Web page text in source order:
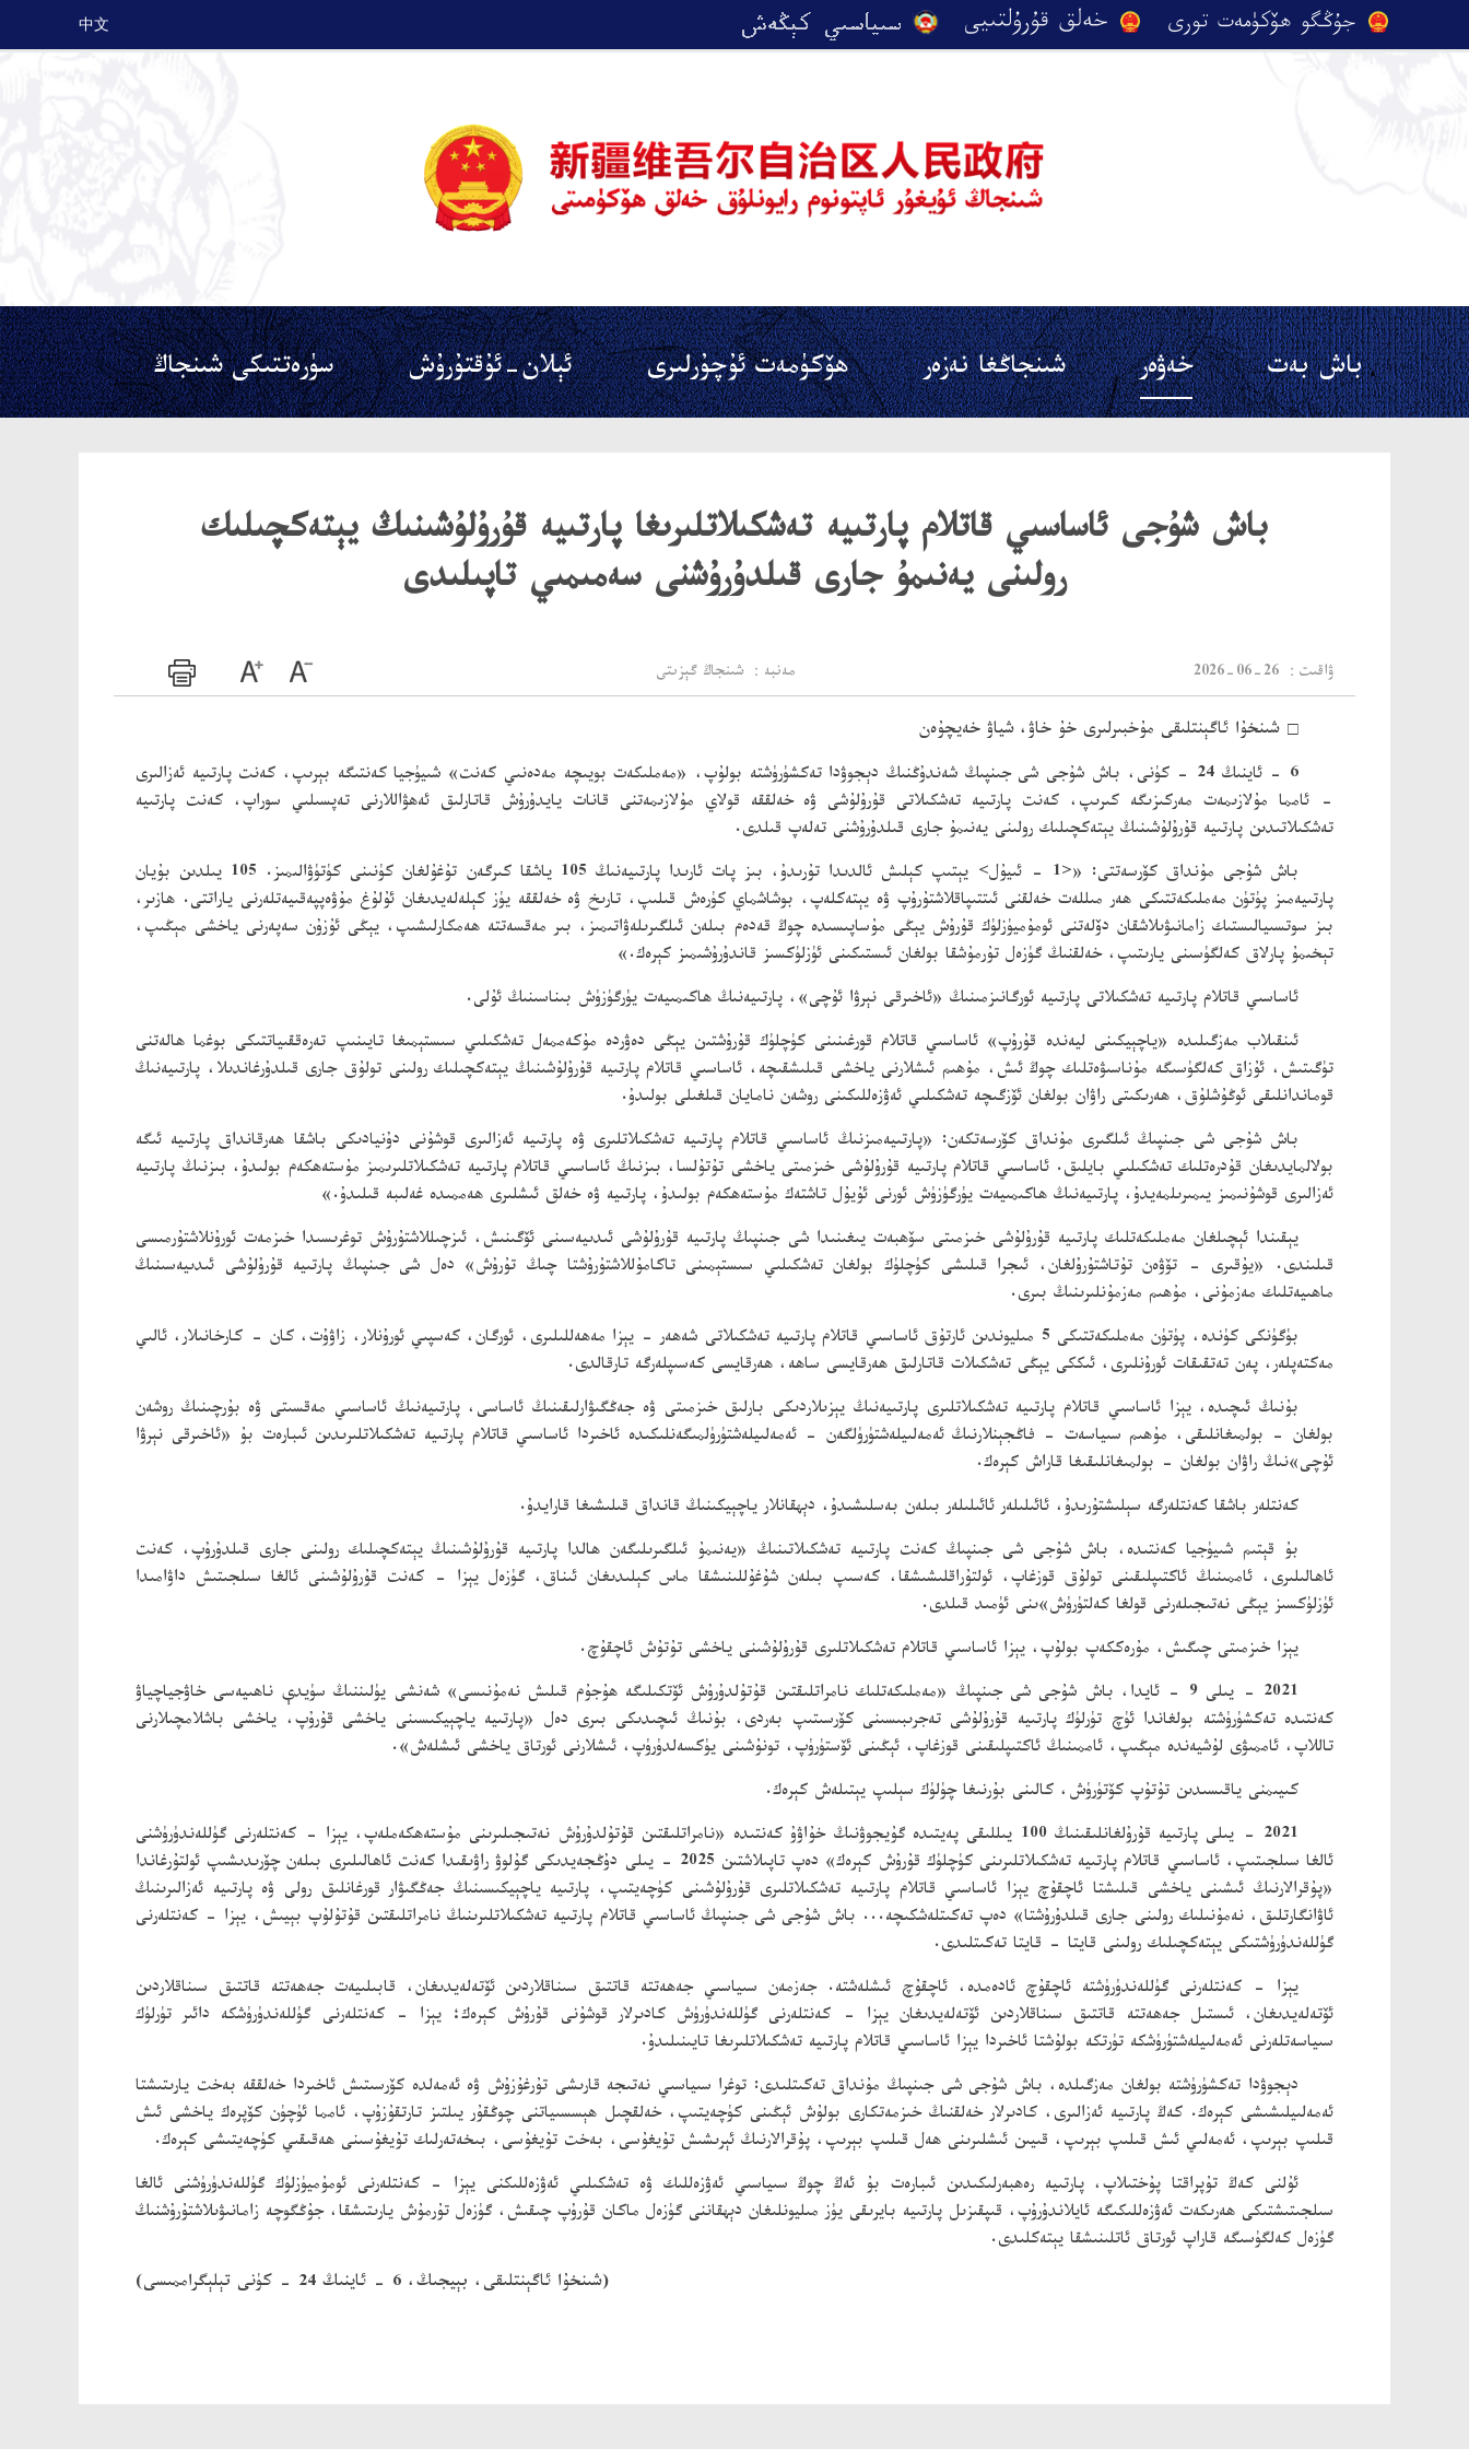
中文
باش بەت خەۋەر شىنجاڭغا نەزەر ھۆكۈمەت ئۇچۇرلىرى ئېلان-ئۇقتۇرۇش سۈرەتتىكى شىنجاڭ
باش شۇجى ئاساسىي قاتلام پارتىيە تەشكىلاتلىرىغا پارتىيە قۇرۇلۇشىنىڭ يېتەكچىلىك
رولىنى يەنىمۇ جارى قىلدۇرۇشنى سەمىمىي تاپىلىدى
2026-06-26 ：ۋاقىت مەنبە： شىنجاڭ گېزىتى
□ شىنخۇا ئاگېنتلىقى مۇخبىرلىرى خۇ خاۋ، شياۋ خەيچۇەن
6 - ئاينىڭ 24 - كۈنى، باش شۇجى شى جىنپىڭ شەندۇڭنىڭ دېجوۋدا تەكشۈرۈشتە بولۇپ، «مەملىكەت بويىچە مەدەنىي كەنت» شىيۈجيا كەنتىگە بېرىپ، كەنت پارتىيە ئەزالىرى
- ئامما مۇلازىمەت مەركىزىگە كىرىپ، كەنت پارتىيە تەشكىلاتى قۇرۇلۇشى ۋە خەلققە قولاي مۇلازىمەتنى قانات يايدۇرۇش قاتارلىق ئەھۋاللارنى تەپسىلىي سوراپ، كەنت پارتىيە
تەشكىلاتىدىن پارتىيە قۇرۇلۇشىنىڭ يېتەكچىلىك رولىنى يەنىمۇ جارى قىلدۇرۇشنى تەلەپ قىلدى.
باش شۇجى مۇنداق كۆرسەتتى: «<1 - ئىيۇل> يېتىپ كېلىش ئالدىدا تۇرىدۇ، بىز پات ئارىدا پارتىيەنىڭ 105 ياشقا كىرگەن تۇغۇلغان كۈنىنى كۈتۈۋالىمىز. 105 يىلدىن بۇيان
پارتىيەمىز پۈتۈن مەملىكەتتىكى ھەر مىللەت خەلقنى ئىتتىپاقلاشتۇرۇپ ۋە يېتەكلەپ، بوشاشماي كۈرەش قىلىپ، تارىخ ۋە خەلققە يۈز كېلەلەيدىغان ئۇلۇغ مۇۋەپپەقىيەتلەرنى ياراتتى. ھازىر،
بىز سوتسىيالىستىك زامانىۋىلاشقان دۆلەتنى ئومۇميۈزلۈك قۇرۇش يېڭى مۇساپىسىدە چوڭ قەدەم بىلەن ئىلگىرىلەۋاتىمىز، بىر مەقسەتتە ھەمكارلىشىپ، يېڭى ئۇزۇن سەپەرنى ياخشى مېڭىپ،
تېخىمۇ پارلاق كەلگۈسىنى يارىتىپ، خەلقنىڭ گۈزەل تۇرمۇشقا بولغان ئىستىكىنى ئۈزلۈكسىز قاندۇرۇشىمىز كېرەك.»
ئاساسىي قاتلام پارتىيە تەشكىلاتى پارتىيە ئورگانىزمىنىڭ «ئاخىرقى نېرۋا ئۇچى»، پارتىيەنىڭ ھاكىمىيەت يۈرگۈزۈش بىناسىنىڭ ئۇلى.
ئىنقىلاب مەزگىلىدە «ياچېيكىنى ليەندە قۇرۇپ» ئاساسىي قاتلام قورغىنىنى كۈچلۈك قۇرۇشتىن يېڭى دەۋردە مۇكەممەل تەشكىلىي سىستېمىغا تايىنىپ تەرەققىياتتىكى بوغما ھالەتنى
تۈگىتىش، ئۇزاق كەلگۈسىگە مۇناسىۋەتلىك چوڭ ئىش، مۇھىم ئىشلارنى ياخشى قىلىشقىچە، ئاساسىي قاتلام پارتىيە قۇرۇلۇشىنىڭ يېتەكچىلىك رولىنى تولۇق جارى قىلدۇرغاندىلا، پارتىيەنىڭ
قوماندانلىقى ئوڭۇشلۇق، ھەرىكىتى راۋان بولغان ئۆزگىچە تەشكىلىي ئەۋزەللىكىنى روشەن نامايان قىلغىلى بولىدۇ.
باش شۇجى شى جىنپىڭ ئىلگىرى مۇنداق كۆرسەتكەن: «پارتىيەمىزنىڭ ئاساسىي قاتلام پارتىيە تەشكىلاتلىرى ۋە پارتىيە ئەزالىرى قوشۇنى دۇنيادىكى باشقا ھەرقانداق پارتىيە ئىگە
بولالمايدىغان قۇدرەتلىك تەشكىلىي بايلىق. ئاساسىي قاتلام پارتىيە قۇرۇلۇشى خىزمىتى ياخشى تۇتۇلسا، بىزنىڭ ئاساسىي قاتلام پارتىيە تەشكىلاتلىرىمىز مۇستەھكەم بولىدۇ، بىزنىڭ پارتىيە
ئەزالىرى قوشۇنىمىز يىمىرىلمەيدۇ، پارتىيەنىڭ ھاكىمىيەت يۈرگۈزۈش ئورنى ئۇيۇل تاشتەك مۇستەھكەم بولىدۇ، پارتىيە ۋە خەلق ئىشلىرى ھەممىدە غەلىبە قىلىدۇ.»
يېقىندا ئېچىلغان مەملىكەتلىك پارتىيە قۇرۇلۇشى خىزمىتى سۆھبەت يىغىنىدا شى جىنپىڭ پارتىيە قۇرۇلۇشى ئىدىيەسىنى ئۆگىنىش، ئىزچىللاشتۇرۇش توغرىسىدا خىزمەت ئورۇنلاشتۇرمىسى
قىلىندى. «يۇقىرى - تۆۋەن تۇتاشتۇرۇلغان، ئىجرا قىلىشى كۈچلۈك بولغان تەشكىلىي سىستېمىنى تاكامۇللاشتۇرۇشتا چىڭ تۇرۇش» دەل شى جىنپىڭ پارتىيە قۇرۇلۇشى ئىدىيەسىنىڭ
ماھىيەتلىك مەزمۇنى، مۇھىم مەزمۇنلىرىنىڭ بىرى.
بۈگۈنكى كۈندە، پۈتۈن مەملىكەتتىكى 5 مىليوندىن ئارتۇق ئاساسىي قاتلام پارتىيە تەشكىلاتى شەھەر - يېزا مەھەللىلىرى، ئورگان، كەسپىي ئورۇنلار، زاۋۇت، كان - كارخانىلار، ئالىي
مەكتەپلەر، پەن تەتقىقات ئورۇنلىرى، ئىككى يېڭى تەشكىلات قاتارلىق ھەرقايسى ساھە، ھەرقايسى كەسىپلەرگە تارقالدى.
بۇنىڭ ئىچىدە، يېزا ئاساسىي قاتلام پارتىيە تەشكىلاتلىرى پارتىيەنىڭ يېزىلاردىكى بارلىق خىزمىتى ۋە جەڭگىۋارلىقىنىڭ ئاساسى، پارتىيەنىڭ ئاساسىي مەقسىتى ۋە بۇرچىنىڭ روشەن
بولغان - بولمىغانلىقى، مۇھىم سىياسەت - فاڭجېنلارنىڭ ئەمەلىيلەشتۈرۈلگەن - ئەمەلىيلەشتۈرۈلمىگەنلىكىدە ئاخىردا ئاساسىي قاتلام پارتىيە تەشكىلاتلىرىدىن ئىبارەت بۇ «ئاخىرقى نېرۋا
ئۇچى»نىڭ راۋان بولغان - بولمىغانلىقىغا قاراش كېرەك.
كەنتلەر باشقا كەنتلەرگە سېلىشتۇرىدۇ، ئائىلىلەر ئائىلىلەر بىلەن بەسلىشىدۇ، دېھقانلار ياچېيكىنىڭ قانداق قىلىشىغا قارايدۇ.
بۇ قېتىم شىيۈجيا كەنتىدە، باش شۇجى شى جىنپىڭ كەنت پارتىيە تەشكىلاتىنىڭ «يەنىمۇ ئىلگىرىلىگەن ھالدا پارتىيە قۇرۇلۇشىنىڭ يېتەكچىلىك رولىنى جارى قىلدۇرۇپ، كەنت
ئاھالىلىرى، ئاممىنىڭ ئاكتىپلىقىنى تولۇق قوزغاپ، ئولتۇراقلىشىشقا، كەسىپ بىلەن شۇغۇللىنىشقا ماس كېلىدىغان ئىناق، گۈزەل يېزا - كەنت قۇرۇلۇشىنى ئالغا سىلجىتىش داۋامىدا
ئۈزلۈكسىز يېڭى نەتىجىلەرنى قولغا كەلتۈرۈش»ىنى ئۈمىد قىلدى.
يېزا خىزمىتى چىگىش، مۇرەككەپ بولۇپ، يېزا ئاساسىي قاتلام تەشكىلاتلىرى قۇرۇلۇشىنى ياخشى تۇتۇش ئاچقۇچ.
2021 - يىلى 9 - ئايدا، باش شۇجى شى جىنپىڭ «مەملىكەتلىك نامراتلىقتىن قۇتۇلدۇرۇش ئۆتكىلىگە ھۇجۇم قىلىش نەمۇنىسى» شەنشى يۈلىننىڭ سۈيدې ناھىيەسى خاۋجياچياۋ
كەنتىدە تەكشۈرۈشتە بولغاندا ئۈچ تۈرلۈك پارتىيە قۇرۇلۇشى تەجرىبىسىنى كۆرسىتىپ بەردى، بۇنىڭ ئىچىدىكى بىرى دەل «پارتىيە ياچېيكىسىنى ياخشى قۇرۇپ، ياخشى باشلامچىلارنى
تاللاپ، ئاممىۋى لۇشيەندە مېڭىپ، ئاممىنىڭ ئاكتىپلىقىنى قوزغاپ، ئېڭىنى ئۆستۈرۈپ، تونۇشىنى يۈكسەلدۈرۈپ، ئىشلارنى ئورتاق ياخشى ئىشلەش».
كىيىمنى ياقىسىدىن تۇتۇپ كۆتۈرۈش، كالىنى بۇرنىغا چۈلۈك سېلىپ يېتىلەش كېرەك.
2021 - يىلى پارتىيە قۇرۇلغانلىقىنىڭ 100 يىللىقى پەيتىدە گۇيجوۋنىڭ خۇاۋۇ كەنتىدە «نامراتلىقتىن قۇتۇلدۇرۇش نەتىجىلىرىنى مۇستەھكەملەپ، يېزا - كەنتلەرنى گۈللەندۈرۈشنى
ئالغا سىلجىتىپ، ئاساسىي قاتلام پارتىيە تەشكىلاتلىرىنى كۈچلۈك قۇرۇش كېرەك» دەپ تاپىلاشتىن 2025 - يىلى دۇڭجەيدىكى گۇلوۋ راۋىقىدا كەنت ئاھالىلىرى بىلەن چۆرىدىشىپ ئولتۇرغاندا
«پۇقرالارنىڭ ئىشىنى ياخشى قىلىشتا ئاچقۇچ يېزا ئاساسىي قاتلام پارتىيە تەشكىلاتلىرى قۇرۇلۇشىنى كۈچەيتىپ، پارتىيە ياچېيكىسىنىڭ جەڭگىۋار قورغانلىق رولى ۋە پارتىيە ئەزالىرىنىڭ
ئاۋانگارتلىق، نەمۇنىلىك رولىنى جارى قىلدۇرۇشتا» دەپ تەكىتلەشكىچە... باش شۇجى شى جىنپىڭ ئاساسىي قاتلام پارتىيە تەشكىلاتلىرىنىڭ نامراتلىقتىن قۇتۇلۇپ بېيىش، يېزا - كەنتلەرنى
گۈللەندۈرۈشتىكى يېتەكچىلىك رولىنى قايتا - قايتا تەكىتلىدى.
يېزا - كەنتلەرنى گۈللەندۈرۈشتە ئاچقۇچ ئادەمدە، ئاچقۇچ ئىشلەشتە. جەزمەن سىياسىي جەھەتتە قاتتىق سىناقلاردىن ئۆتەلەيدىغان، قابىلىيەت جەھەتتە قاتتىق سىناقلاردىن
ئۆتەلەيدىغان، ئىستىل جەھەتتە قاتتىق سىناقلاردىن ئۆتەلەيدىغان يېزا - كەنتلەرنى گۈللەندۈرۈش كادىرلار قوشۇنى قۇرۇش كېرەك؛ يېزا - كەنتلەرنى گۈللەندۈرۈشكە دائىر تۈرلۈك
سىياسەتلەرنى ئەمەلىيلەشتۈرۈشكە تۈرتكە بولۇشتا ئاخىردا يېزا ئاساسىي قاتلام پارتىيە تەشكىلاتلىرىغا تايىنىلىدۇ.
دېجوۋدا تەكشۈرۈشتە بولغان مەزگىلدە، باش شۇجى شى جىنپىڭ مۇنداق تەكىتلىدى: توغرا سىياسىي نەتىجە قارىشى تۇرغۇزۇش ۋە ئەمەلدە كۆرسىتىش ئاخىردا خەلققە بەخت يارىتىشتا
ئەمەلىيلىشىشى كېرەك. كەڭ پارتىيە ئەزالىرى، كادىرلار خەلقنىڭ خىزمەتكارى بولۇش ئېڭىنى كۈچەيتىپ، خەلقچىل ھېسسىياتنى چوڭقۇر يىلتىز تارتقۇزۇپ، ئامما ئۈچۈن كۆپرەك ياخشى ئىش
قىلىپ بېرىپ، ئەمەلىي ئىش قىلىپ بېرىپ، قىيىن ئىشلىرىنى ھەل قىلىپ بېرىپ، پۇقرالارنىڭ ئېرىشىش تۇيغۇسى، بەخت تۇيغۇسى، بىخەتەرلىك تۇيغۇسىنى ھەقىقىي كۈچەيتىشى كېرەك.
ئۇلنى كەڭ تۇپراقتا پۇختىلاپ، پارتىيە رەھبەرلىكىدىن ئىبارەت بۇ ئەڭ چوڭ سىياسىي ئەۋزەللىك ۋە تەشكىلىي ئەۋزەللىكنى يېزا - كەنتلەرنى ئومۇميۈزلۈك گۈللەندۈرۈشنى ئالغا
سىلجىتىشتىكى ھەرىكەت ئەۋزەللىكىگە ئايلاندۇرۇپ، قىپقىزىل پارتىيە بايرىقى يۈز مىليونلىغان دېھقاننى گۈزەل ماكان قۇرۇپ چىقىش، گۈزەل تۇرمۇش يارىتىشقا، جۇڭگوچە زامانىۋىلاشتۇرۇشنىڭ
گۈزەل كەلگۈسىگە قاراپ ئورتاق ئاتلىنىشقا يېتەكلىدى.
(شىنخۇا ئاگېنتلىقى، بېيجىڭ، 6 - ئاينىڭ 24 - كۈنى تېلېگراممىسى)